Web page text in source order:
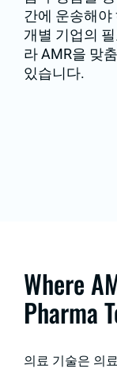
간에 운송해야
개별 기업의
라 AMR을 맞
있습니다.
Where
Pharma
의료 기술은 의